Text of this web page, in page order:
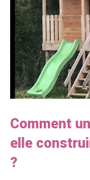
Comment
elle
?